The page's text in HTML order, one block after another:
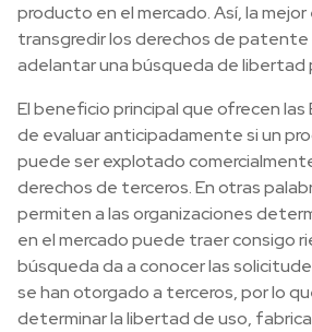
producto en el mercado. Así, la
transgredir los derechos de patente
adelantar una búsqueda de libertad
El beneficio principal que ofrecen las
de evaluar anticipadamente si un
puede ser explotado
derechos de terceros. En otras
permiten a las organizaciones
en el mercado puede traer consigo
búsqueda da a conocer las
se han otorgado a terceros, por lo
determinar la libertad de uso,